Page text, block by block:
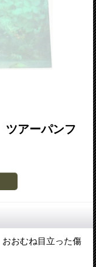
アーパンフ
おむね目立った傷